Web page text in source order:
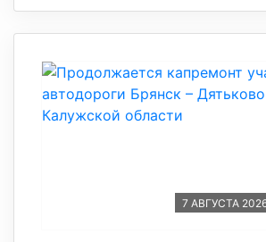
7 АВГУСТА